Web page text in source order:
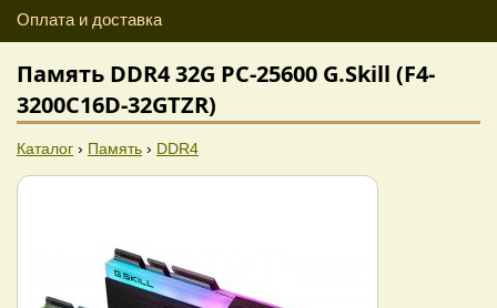
Оплата и доставка
Память DDR4 32G PC-25600 G.Skill (F4-
3200C16D-32GTZR)
Каталог › Память › DDR4